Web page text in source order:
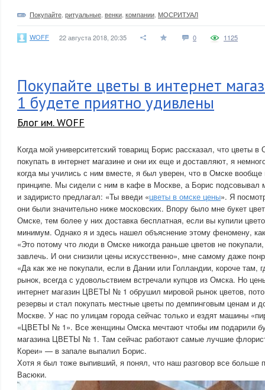
Покупайте ритуальные венки компании МОСРИТУАЛ
WOFF 22 августа 2018, 20:35 0 1125
Покупайте цветы в интернет
1 будете приятно удивлены
Блог им. WOFF
Когда мой университетский товарищ Борис рассказал, что цветы
покупать в интернет магазине и они их еще и доставляют, я
когда мы учились с ним вместе, я был уверен, что в Омске вообще
принципе. Мы сидели с ним в кафе в Москве, а Борис подсовывал
и задиристо предлагал: «Ты введи «цветы в омске цены». Я
они были значительно ниже московских. Впору было мне букет
Омске, тем более у них доставка бесплатная, если вы купили
минимум. Однако я и здесь нашел объяснение этому феномену,
«Это потому что люди в Омске никогда раньше цветов не
завлечь. И они снизили цены искусственно», мне самому даже
«Да как же не покупали, если в Дании или Голландии, короче там,
рынок, всегда с удовольствием встречали купцов из Омска. Но
интернет магазин ЦВЕТЫ № 1 обрушил мировой рынок цветов,
резервы и стал покупать местные цветы по демпинговым ценам и
Москве. У нас по улицам города сейчас только и ездят машины
«ЦВЕТЫ № 1». Все женщины Омска мечтают чтобы им подарили
магазина ЦВЕТЫ № 1. Там сейчас работают самые лучшие
Кореи» — в запале выпалил Борис.
Хотя я был тоже выпивший, я понял, что наш разговор все больше
Васюки.